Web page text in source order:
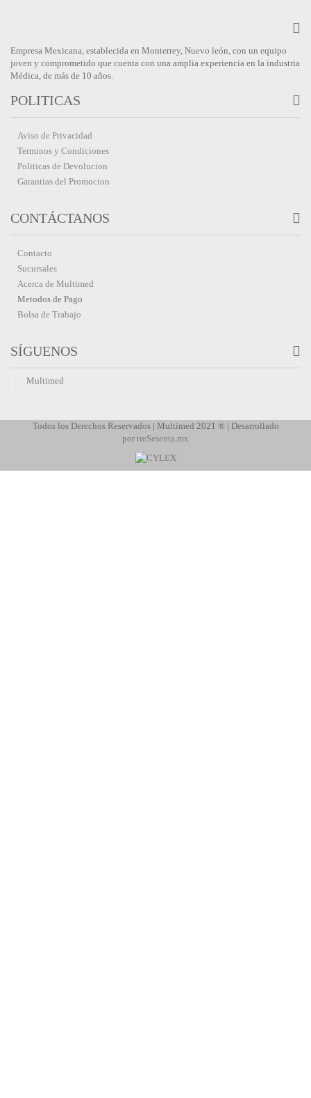
Empresa Mexicana, establecida en Monterrey, Nuevo león, con un equipo
joven y comprometido que cuenta con una amplia experiencia en la industria
Médica, de más de 10 años.
POLITICAS
Aviso de Privacidad
Terminos y Condiciones
Politicas de Devolucion
Garantias del Promocion
CONTÁCTANOS
Contacto
Sucursales
Acerca de Multimed
Metodos de Pago
Bolsa de Trabajo
SÍGUENOS
Multimed
Todos los Derechos Reservados | Multimed 2021 ® | Desarrollado
por treSesenta.mx